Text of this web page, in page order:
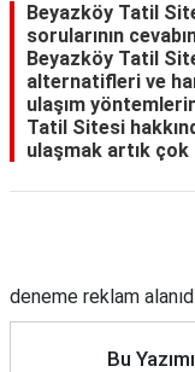
Beyazköy Tatil
sorularının
Beyazköy Tatil
alternatifleri ve
ulaşım
Tatil Sitesi
ulaşmak artık çok
deneme reklam
Bu